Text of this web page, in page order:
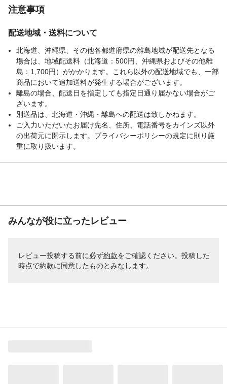
注意事項
配送地域・送料について
北海道、沖縄県、その他各都道府県の離島地域が配送先となる
場合は、地域配送料（北海道：500円、沖縄県およびその他離
島：1,700円）がかかります。これら以外の配送地域でも、一部
商品において追加送料が発生する場合がございます。
離島の場合、配送日を指定しても指定日通り届かない場合がご
ざいます。
別送品は、北海道・沖縄・離島への配送は致しかねます。
ご入力いただいたお届け先名、住所、電話番号をカインズ以外
の出荷元に開示します。プライバシーポリシーの規定に則り厳
重に取り扱います。
みんなが役に立ったレビュー
レビュー投稿する前に必ず約款をご確認ください。投稿した
時点で約款に同意したものとみなします。